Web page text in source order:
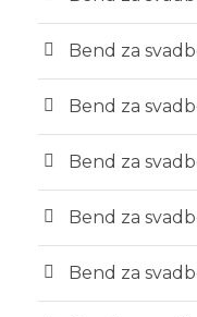
Bend za
Bend za
Bend za
Bend za
Bend za